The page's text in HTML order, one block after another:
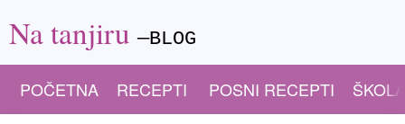
Na tanjiru—BLOG
POČETNA RECEPTI POSNI RECEPTI